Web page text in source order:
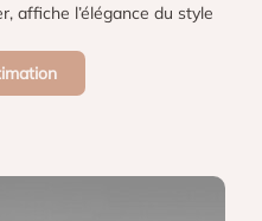
affiche l’élégance du style